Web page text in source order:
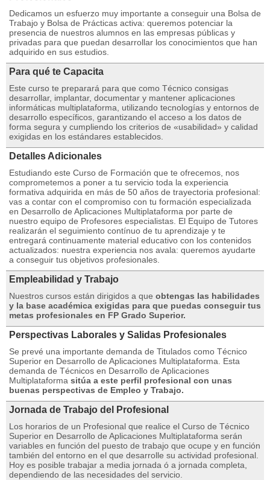
Dedicamos un esfuerzo muy importante a conseguir una Bolsa de
Trabajo y Bolsa de Prácticas activa: queremos potenciar la
presencia de nuestros alumnos en las empresas públicas y
privadas para que puedan desarrollar los conocimientos que han
adquirido en sus estudios.
Para qué te Capacita
Este curso te preparará para que como Técnico consigas
desarrollar, implantar, documentar y mantener aplicaciones
informáticas multiplataforma, utilizando tecnologías y entornos de
desarrollo específicos, garantizando el acceso a los datos de
forma segura y cumpliendo los criterios de «usabilidad» y calidad
exigidas en los estándares establecidos.
Detalles Adicionales
Estudiando este Curso de Formación que te ofrecemos, nos
comprometemos a poner a tu servicio toda la experiencia
formativa adquirida en más de 50 años de trayectoria profesional:
vas a contar con el compromiso con tu formación especializada
en Desarrollo de Aplicaciones Multiplataforma por parte de
nuestro equipo de Profesores especialistas. El Equipo de Tutores
realizarán el seguimiento contínuo de tu aprendizaje y te
entregará continuamente material educativo con los contenidos
actualizados: nuestra experiencia nos avala: queremos ayudarte
a conseguir tus objetivos profesionales.
Empleabilidad y Trabajo
Nuestros cursos están dirigidos a que obtengas las habilidades
y la base académica exigidas para que puedas conseguir tus
metas profesionales en FP Grado Superior.
Perspectivas Laborales y Salidas Profesionales
Se prevé una importante demanda de Titulados como Técnico
Superior en Desarrollo de Aplicaciones Multiplataforma. Esta
demanda de Técnicos en Desarrollo de Aplicaciones
Multiplataforma sitúa a este perfil profesional con unas
buenas perspectivas de Empleo y Trabajo.
Jornada de Trabajo del Profesional
Los horarios de un Profesional que realice el Curso de Técnico
Superior en Desarrollo de Aplicaciones Multiplataforma serán
variables en función del puesto de trabajo que ocupe y en función
también del entorno en el que desarrolle su actividad profesional.
Hoy es posible trabajar a media jornada ó a jornada completa,
dependiendo de las necesidades del servicio.